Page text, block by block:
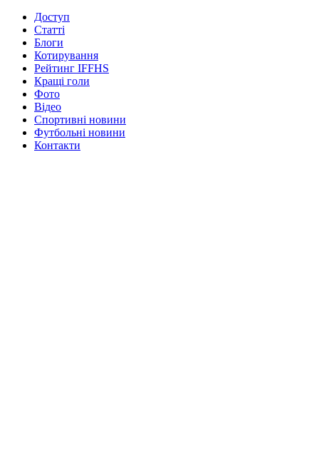
Доступ
Статті
Блоги
Котирування
Рейтинг IFFHS
Кращі голи
Фото
Відео
Спортивні новини
Футбольні новини
Контакти